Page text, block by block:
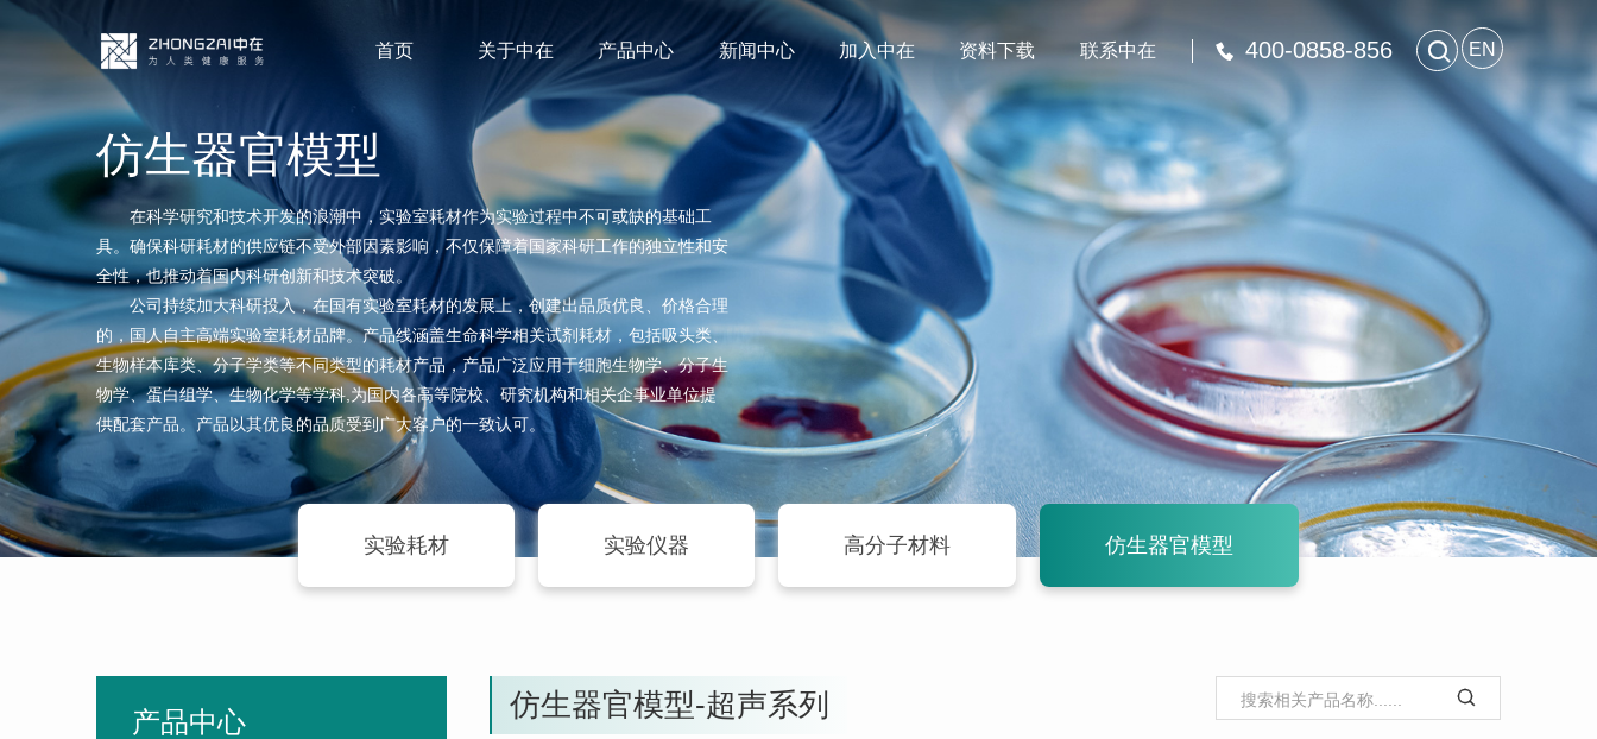
首页 关于中在 产品中心 新闻中心 加入中在 资料下载 联系中在  EN
400-0858-856
仿生器官模型
在科学研究和技术开发的浪潮中，实验室耗材作为实验过程中不可或缺的基础工
具。确保科研耗材的供应链不受外部因素影响，不仅保障着国家科研工作的独立性和安
全性，也推动着国内科研创新和技术突破。
公司持续加大科研投入，在国有实验室耗材的发展上，创建出品质优良、价格合理
的，国人自主高端实验室耗材品牌。产品线涵盖生命科学相关试剂耗材，包括吸头类、
生物样本库类、分子学类等不同类型的耗材产品，产品广泛应用于细胞生物学、分子生
物学、蛋白组学、生物化学等学科,为国内各高等院校、研究机构和相关企事业单位提
供配套产品。产品以其优良的品质受到广大客户的一致认可。
实验耗材 实验仪器 高分子材料 仿生器官模型
产品中心 仿生器官模型-超声系列 